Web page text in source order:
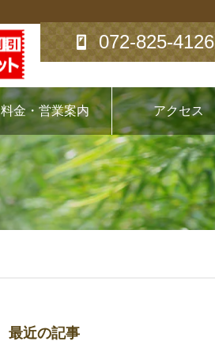
072-825-4126
料金・営業案内 アクセス
最近の記事